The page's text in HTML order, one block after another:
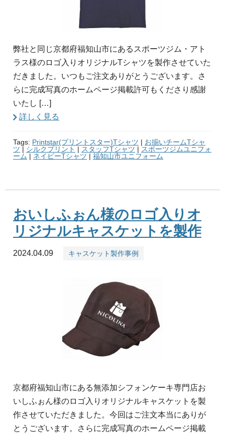
弊社と同じ京都府福知山市にあるスポーツジム・アト
ラス様のロゴ入りオリジナルTシャツを製作させていた
だきました。いつもご注文ありがとうございます。さ
らに完成写真のホームページ掲載許可もくださり感謝
いたし […]
詳しく見る
Tags: Printstar(プリントスター)Tシャツ | お揃いチームTシャ
ツ | シルクプリント | スタッフTシャツ | スポーツジムユニフォ
ーム | ネイビーTシャツ | 福知山市ユニフォーム
おいしふぉん様のロゴ入りオ
リジナルキャスケットを製作
2024.04.09 キャスケット製作事例
京都府福知山市にある無添加シフォンケーキ専門店お
いしふぉん様のロゴ入りオリジナルキャスケットを製
作させていただきました。今回はご注文本当にありが
とうございます。さらに完成写真のホームページ掲載